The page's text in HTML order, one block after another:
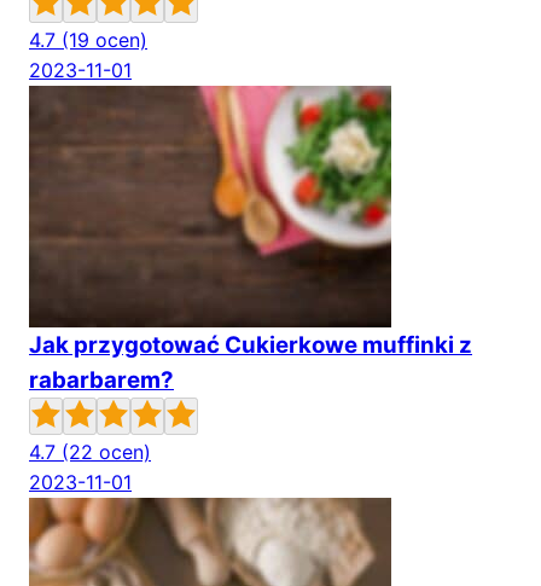
4.7 (19 ocen)
2023-11-01
Jak przygotować Cukierkowe muffinki z
rabarbarem?
4.7 (22 ocen)
2023-11-01